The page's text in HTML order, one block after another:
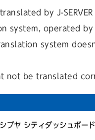
ング（幸福・⼼の豊かさ
ティ推進を⽬指し、「渋
ブヤ シティダッシュボ
by J-
system, operated by
system
not be translated